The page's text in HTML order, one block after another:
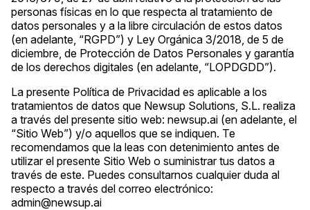
personas físicas en lo que respecta al tratamiento de
datos personales y a la libre circulación de estos datos
(en adelante, “RGPD”) y Ley Orgánica 3/2018, de 5 de
diciembre, de Protección de Datos Personales y garantía
de los derechos digitales (en adelante, “LOPDGDD”).
La presente Política de Privacidad es aplicable a los
tratamientos de datos que Newsup Solutions, S.L. realiza
a través del presente sitio web: newsup.ai (en adelante, el
“Sitio Web”) y/o aquellos que se indiquen. Te
recomendamos que la leas con detenimiento antes de
utilizar el presente Sitio Web o suministrar tus datos a
través de este. Puedes consultarnos cualquier duda al
respecto a través del correo electrónico:
admin@newsup.ai